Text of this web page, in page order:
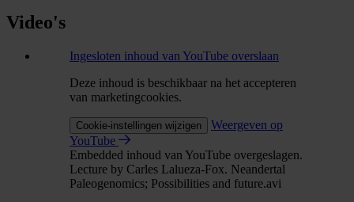
Video's
Ingesloten inhoud van YouTube overslaan
Deze inhoud is beschikbaar na het accepteren
van marketingcookies.
Cookie-instellingen wijzigen
Weergeven op
YouTube
Embedded inhoud van YouTube overgeslagen.
Lecture by Carles Lalueza-Fox. Neandertal
Paleogenomics; Possibilities and future.avi